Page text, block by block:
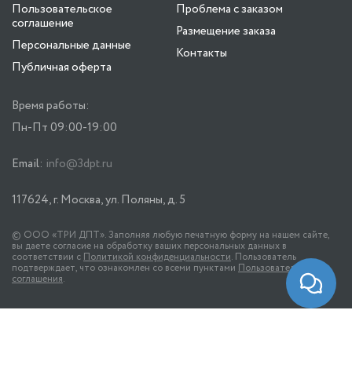
Пользовательское
соглашение
Персональные данные
Публичная оферта
Проблема с заказом
Размещение заказа
Контакты
Время работы:
Пн-Пт 09:00-19:00
Email: info@3dpt.ru
117624, г. Москва, ул. Поляны, д. 5
© ООО «ТРИ ДПТ». Заполняя любую печатную форму на нашем сайте,
вы даете согласие на обработку ваших персональных данных в
соответствии с Политикой конфиденциальности. Пользователь
подтверждает, что ознакомлен со всеми пунктами Пользовательского
соглашения.